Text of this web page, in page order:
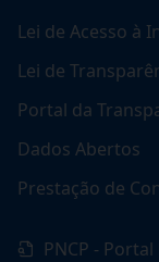
Lei de Acesso à
Lei de
Portal da
Dados Abertos
Prestação de
PNCP -